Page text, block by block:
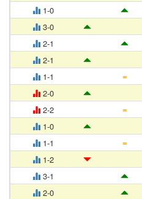
1-0
3-0
2-1
2-1
1-1
=
2-0
2-2
=
1-0
1-1
=
1-2
3-1
2-0